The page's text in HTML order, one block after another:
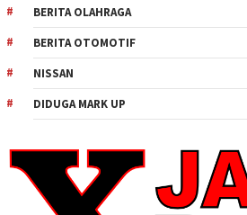
BERITA OLAHRAGA
BERITA OTOMOTIF
NISSAN
DIDUGA MARK UP